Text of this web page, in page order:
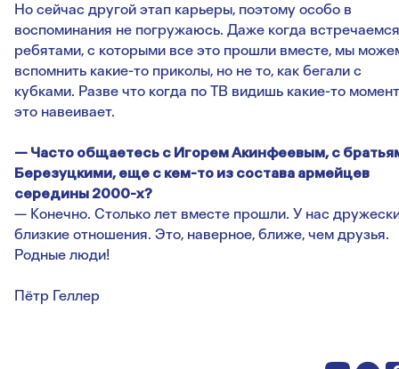
Но сейчас другой этап карьеры, поэтому особо в
воспоминания не погружаюсь. Даже когда
ребятами, с которыми все это прошли вместе, мы
вспомнить какие-то приколы, но не то, как бегали с
кубками. Разве что когда по ТВ видишь какие-то
это навеивает.
— Часто общаетесь с Игорем Акинфеевым, с
Березуцкими, еще с кем-то из состава армейцев
середины 2000-х?
— Конечно. Столько лет вместе прошли. У нас
близкие отношения. Это, наверное, ближе, чем друзья.
Родные люди!
Пётр Геллер